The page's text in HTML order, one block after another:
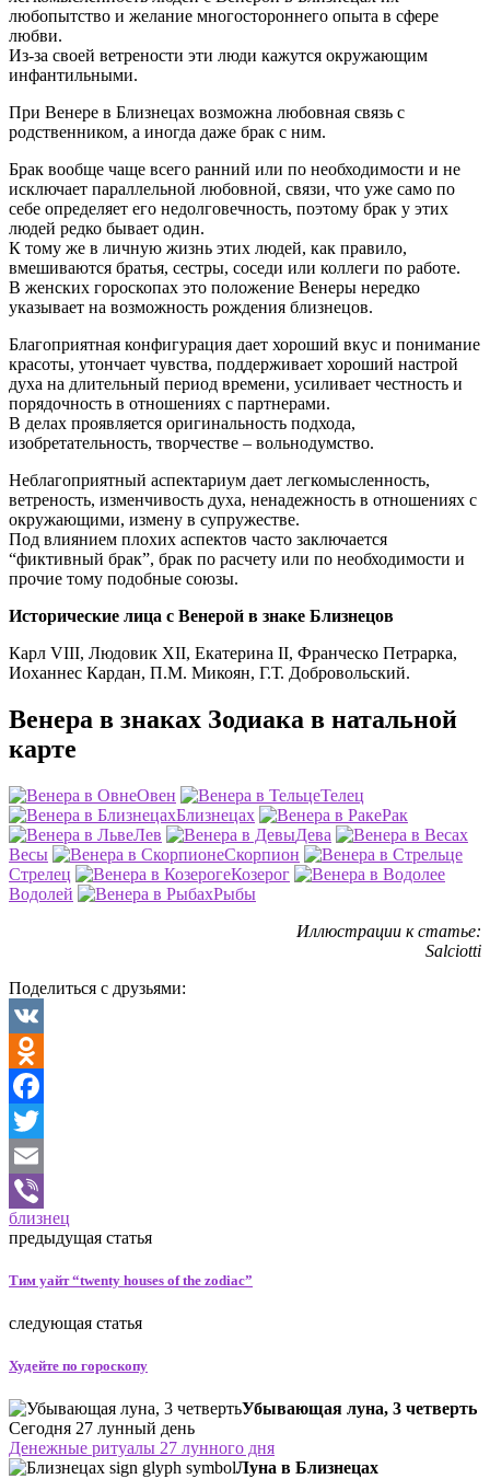
любопытство и желание многостороннего опыта в сфере
любви.
Из-за своей ветрености эти люди кажутся окружающим
инфантильными.
При Венере в Близнецах возможна любовная связь с
родственником, а иногда даже брак с ним.
Брак вообще чаще всего ранний или по необходимости и не
исключает параллельной любовной, связи, что уже само по
себе определяет его недолговечность, поэтому брак у этих
людей редко бывает один.
К тому же в личную жизнь этих людей, как правило,
вмешиваются братья, сестры, соседи или коллеги по работе.
В женских гороскопах это положение Венеры нередко
указывает на возможность рождения близнецов.
Благоприятная конфигурация дает хороший вкус и понимание
красоты, утончает чувства, поддерживает хороший настрой
духа на длительный период времени, усиливает честность и
порядочность в отношениях с партнерами.
В делах проявляется оригинальность подхода,
изобретательность, творчестве – вольнодумство.
Неблагоприятный аспектариум дает легкомысленность,
ветреность, изменчивость духа, ненадежность в отношениях с
окружающими, измену в супружестве.
Под влиянием плохих аспектов часто заключается
“фиктивный брак”, брак по расчету или по необходимости и
прочие тому подобные союзы.
Исторические лица с Венерой в знаке Близнецов
Карл VIII, Людовик XII, Екатерина II, Франческо Петрарка,
Иоханнес Кардан, П.М. Микоян, Г.Т. Добровольский.
Венера в знаках Зодиака в натальной
карте
Овен
Телец
Близнецах
Рак
Лев
Дева
Весы
Скорпион
Стрелец
Козерог
Водолей
Рыбы
Иллюстрации к статье:
Salciotti
Поделиться с друзьями:
VK
Odnoklassniki
Facebook
Twitter
Email
Viber
близнец
предыдущая статья
Тим уайт “twenty houses of the zodiac”
следующая статья
Худейте по гороскопу
Убывающая луна, 3 четверть
Сегодня 27 лунный день
Денежные ритуалы 27 лунного дня
Луна в Близнецах